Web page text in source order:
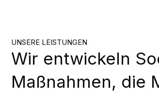
UNSERE LEISTUNGEN
Wir entwickeln
Maßnahmen, die